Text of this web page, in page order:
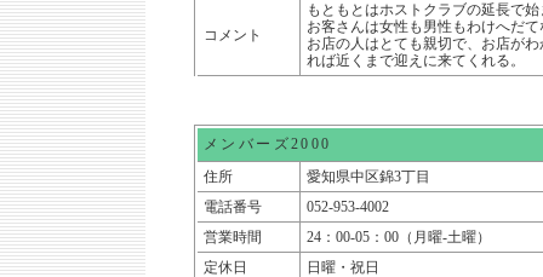
コメント
もともとはホストクラブの延長で
お客さんは女性も男性もわけへだ
お店の人はとても親切で、お店が
れば近くまで迎えに来てくれる。
メンバーズ2000
住所
愛知県中区錦3丁目
電話番号
052-953-4002
営業時間
24：00-05：00（月曜-土曜）
定休日
日曜・祝日